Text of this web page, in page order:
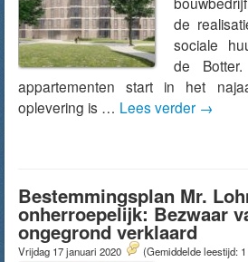
de
sociale
de
appartementen start in het
oplevering is … Lees verder →
Bestemmingsplan Mr.
onherroepelijk: Bezwaar
ongegrond verklaard
Vrijdag 17 januari 2020 (Gemiddelde leestijd: